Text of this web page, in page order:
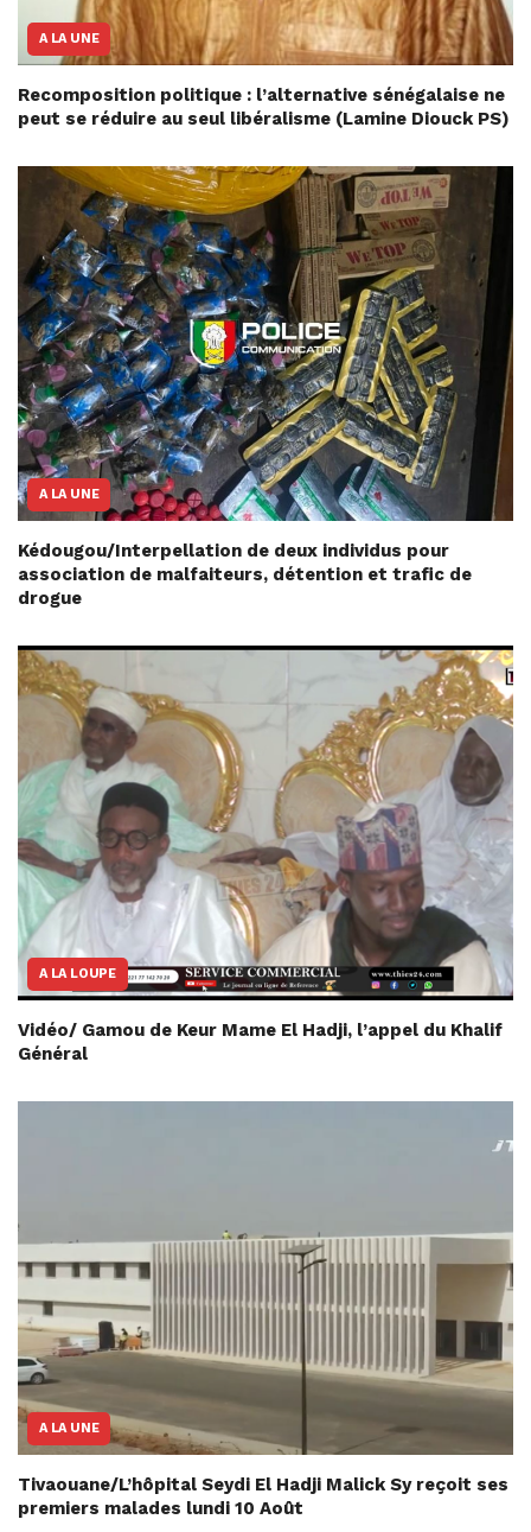
A LA UNE
Recomposition politique : l’alternative sénégalaise ne
peut se réduire au seul libéralisme (Lamine Diouck PS)
A LA UNE
Kédougou/Interpellation de deux individus pour
association de malfaiteurs, détention et trafic de
drogue
A LA LOUPE
Vidéo/ Gamou de Keur Mame El Hadji, l’appel du Khalif
Général
A LA UNE
Tivaouane/L’hôpital Seydi El Hadji Malick Sy reçoit ses
premiers malades lundi 10 Août